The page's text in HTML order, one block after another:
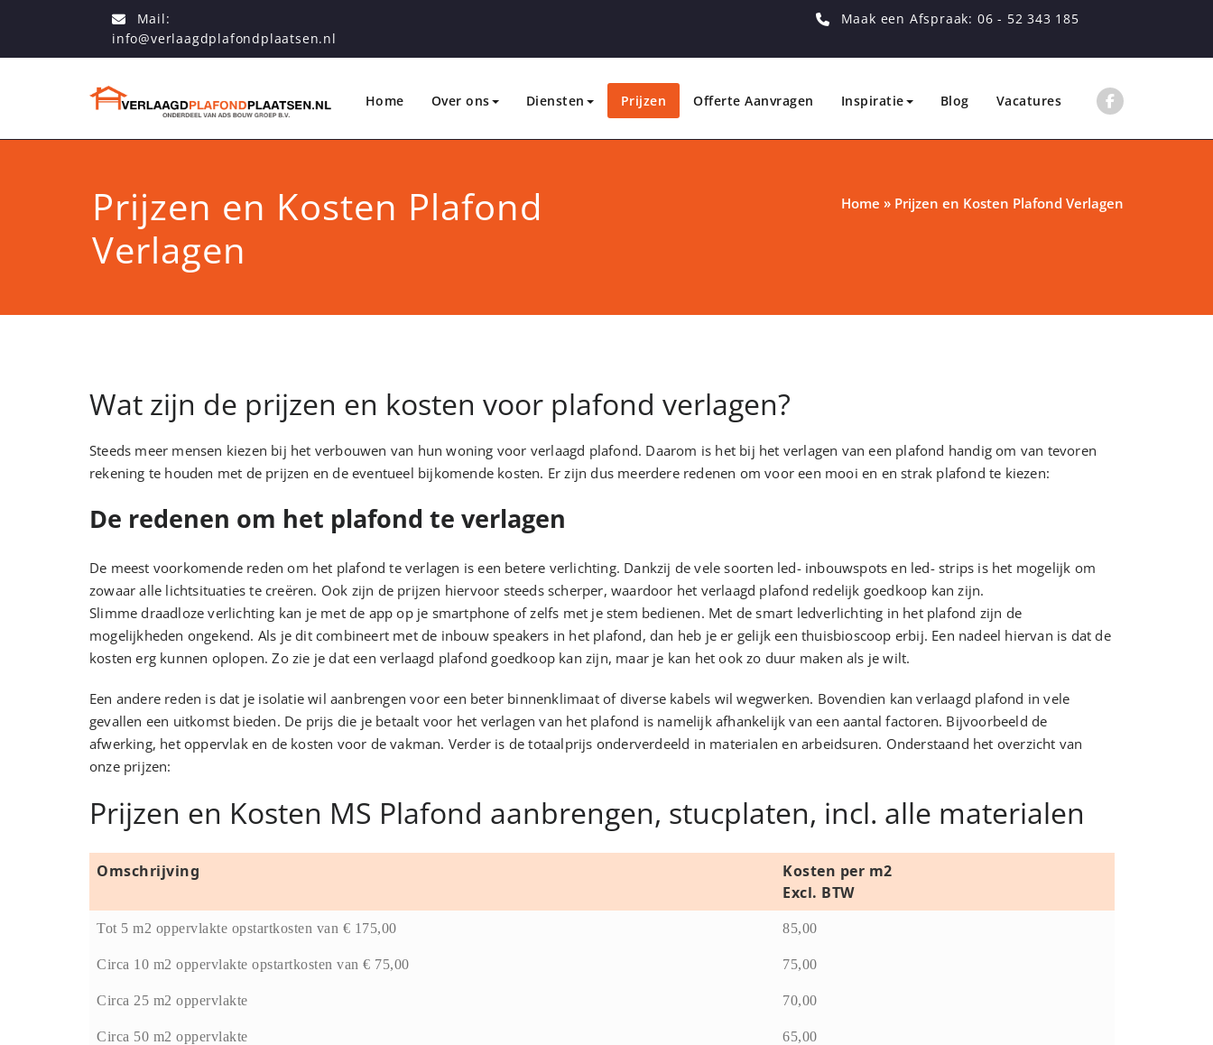
Mail:
info@verlaagdplafondplaatsen.nl
Maak een Afspraak: 06 - 52 343 185
Home Over ons Diensten Prijzen Offerte Aanvragen Inspiratie Blog Vacatures
Prijzen en Kosten Plafond
Verlagen
Home » Prijzen en Kosten Plafond Verlagen
Wat zijn de prijzen en kosten voor plafond verlagen?
Steeds meer mensen kiezen bij het verbouwen van hun woning voor verlaagd plafond. Daarom is het bij het verlagen van een plafond handig om van tevoren
rekening te houden met de prijzen en de eventueel bijkomende kosten. Er zijn dus meerdere redenen om voor een mooi en en strak plafond te kiezen:
De redenen om het plafond te verlagen
De meest voorkomende reden om het plafond te verlagen is een betere verlichting. Dankzij de vele soorten led- inbouwspots en led- strips is het mogelijk om
zowaar alle lichtsituaties te creëren. Ook zijn de prijzen hiervoor steeds scherper, waardoor het verlaagd plafond redelijk goedkoop kan zijn.
Slimme draadloze verlichting kan je met de app op je smartphone of zelfs met je stem bedienen. Met de smart ledverlichting in het plafond zijn de
mogelijkheden ongekend. Als je dit combineert met de inbouw speakers in het plafond, dan heb je er gelijk een thuisbioscoop erbij. Een nadeel hiervan is dat de
kosten erg kunnen oplopen. Zo zie je dat een verlaagd plafond goedkoop kan zijn, maar je kan het ook zo duur maken als je wilt.
Een andere reden is dat je isolatie wil aanbrengen voor een beter binnenklimaat of diverse kabels wil wegwerken. Bovendien kan verlaagd plafond in vele
gevallen een uitkomst bieden. De prijs die je betaalt voor het verlagen van het plafond is namelijk afhankelijk van een aantal factoren. Bijvoorbeeld de
afwerking, het oppervlak en de kosten voor de vakman. Verder is de totaalprijs onderverdeeld in materialen en arbeidsuren. Onderstaand het overzicht van
onze prijzen:
Prijzen en Kosten MS Plafond aanbrengen, stucplaten, incl. alle materialen
Omschrijving
Kosten per m2
Excl. BTW
Tot 5 m2 oppervlakte opstartkosten van € 175,00 85,00
Circa 10 m2 oppervlakte opstartkosten van € 75,00 75,00
Circa 25 m2 oppervlakte 70,00
Circa 50 m2 oppervlakte 65,00